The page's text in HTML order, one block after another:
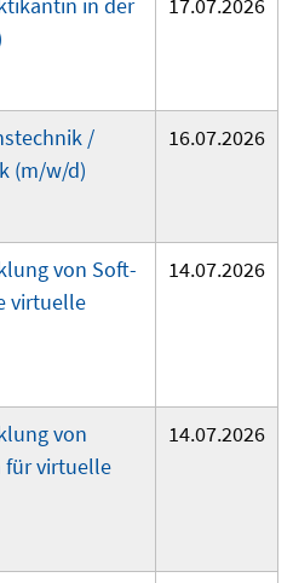
in der
17.07.2026
/
(m/w/d)
16.07.2026
von Soft-
virtuelle
14.07.2026
von
für virtuelle
14.07.2026